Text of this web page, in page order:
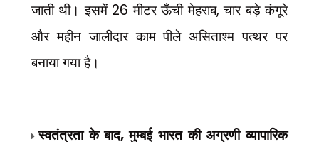
जाती थी। इसमें 26 मीटर ऊँची मेहराब,चार बड़े कंगूरे
और महीन जालीदार काम पीले असिताश्म पत्थर पर
बनाया गया है।
स्वतंत्रता के बाद,मुम्बई भारत की अग्रणी व्यापारिक